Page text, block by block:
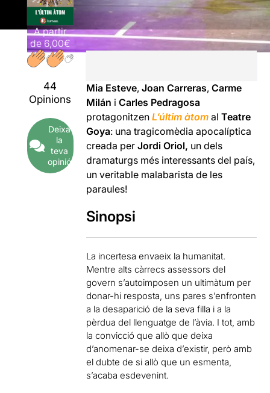
A partir
de 6,00€
44
Opinions
Deixa
la
teva
opinió
Mia Esteve,Joan Carreras,Carme
Milán iCarles Pedragosa
protagonitzenL’últim àtom alTeatre
Goya: una tragicomèdia apocalíptica
creada perJordi Oriol, un dels
dramaturgs més interessants del país,
un veritable malabarista de les
paraules!
Sinopsi
La incertesa envaeix la humanitat.
Mentre alts càrrecs assessors del
govern s’autoimposen un ultimàtum per
donar-hi resposta, uns pares s’enfronten
a la desaparició de la seva filla i a la
pèrdua del llenguatge de l’àvia. I tot, amb
la convicció que allò que deixa
d’anomenar-se deixa d’existir, però amb
el dubte de si allò que un esmenta,
s’acaba esdevenint.